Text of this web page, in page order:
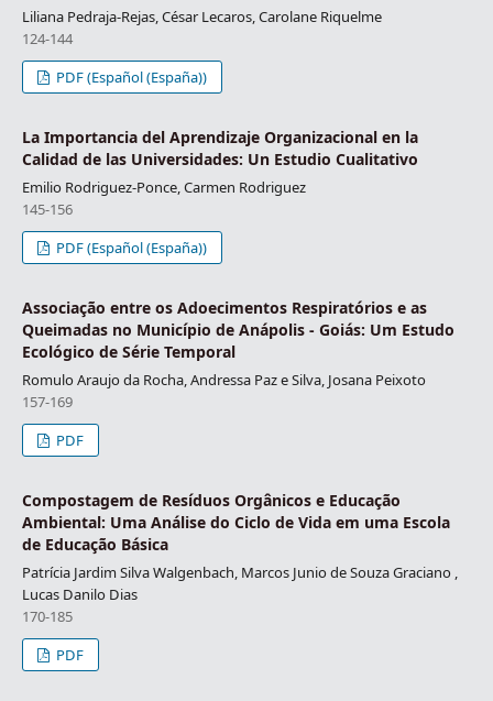
Liliana Pedraja-Rejas, César Lecaros, Carolane Riquelme
124-144
PDF (Español (España))
La Importancia del Aprendizaje Organizacional en la
Calidad de las Universidades: Un Estudio Cualitativo
Emilio Rodriguez-Ponce, Carmen Rodriguez
145-156
PDF (Español (España))
Associação entre os Adoecimentos Respiratórios e as
Queimadas no Município de Anápolis - Goiás: Um Estudo
Ecológico de Série Temporal
Romulo Araujo da Rocha, Andressa Paz e Silva, Josana Peixoto
157-169
PDF
Compostagem de Resíduos Orgânicos e Educação
Ambiental: Uma Análise do Ciclo de Vida em uma Escola
de Educação Básica
Patrícia Jardim Silva Walgenbach, Marcos Junio de Souza Graciano ,
Lucas Danilo Dias
170-185
PDF